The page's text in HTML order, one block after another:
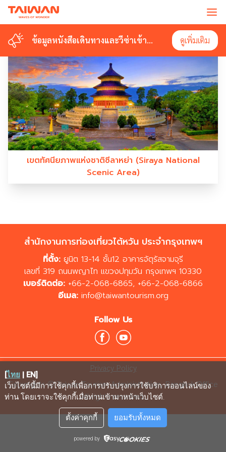
ข้อมูลหนังสือเดินทางและวีซ่าเข้า
ดูเพิ่มเติม
ข้อมูลหนังสือเดินทางและวีซ่าเข้า
ดูเพิ่มเติม
#SIRAYANATIONALSCENICAREA
เขตทัศนียภาพแห่งชาติซีลาหย่า (Siraya National
Scenic Area)
สำนักงานการท่องเที่ยวไต้หวัน ประจำกรุงเทพฯ
ที่ตั้ง: ยูนิต 13-14 ชั้น12 อาคารจัตุรัสจามจุรี
เลขที่ 319 ถนนพญาไท แขวงปทุมวัน กรุงเทพฯ 10330
เบอร์ติดต่อ: +66-2-068-6865, +66-2-068-6866
อีเมล: info@taiwantourism.org
Follow Us
Privacy Policy
Copyrights © Taiwan Tourism Administration, Bangkok Office
All rights reserved.
[ไทย | EN]
เว็บไซต์นี้มีการใช้คุกกี้เพื่อการปรับปรุงการใช้บริการออนไลน์ของ
ท่าน โดยเราจะใช้คุกกี้เมื่อท่านเข้ามาหน้าเว็บไซต์.
ตั้งค่าคุกกี้ ยอมรับทั้งหมด
powered by